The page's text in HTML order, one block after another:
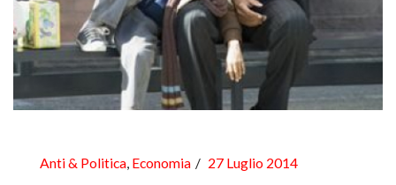
Anti & Politica Economia 27 Luglio 2014